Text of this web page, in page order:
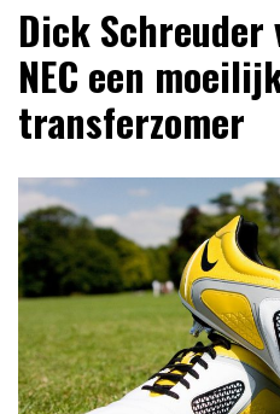
Dick
NEC een
transferzomer